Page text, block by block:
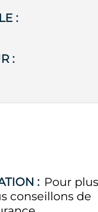
:
:
: Pour plus
conseillons de